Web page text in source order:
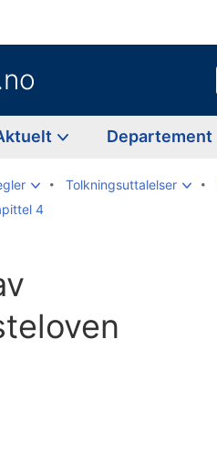
Departement
Tolkningsuttalelser
4